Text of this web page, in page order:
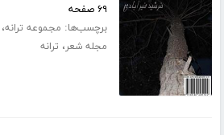
۶۹ صفحه
برچسب‌ها: مجموعه ترانه،
مجله شعر، ترانه